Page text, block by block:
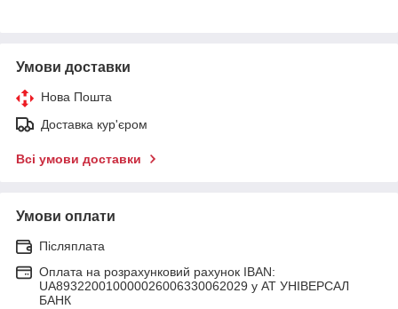
Умови доставки
Нова Пошта
Доставка кур'єром
Всі умови доставки
Умови оплати
Післяплата
Оплата на розрахунковий рахунок IBAN:
UA893220010000026006330062029 у АТ УНІВЕРСАЛ
БАНК